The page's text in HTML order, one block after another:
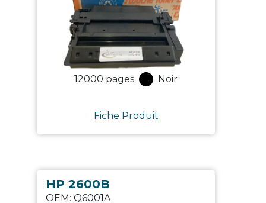
12000 pages Noir
Fiche Produit
HP 2600B
OEM: Q6001A